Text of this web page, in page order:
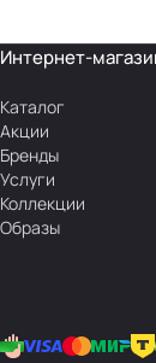
Интернет-
Каталог
Акции
Бренды
Услуги
Коллекции
Образы